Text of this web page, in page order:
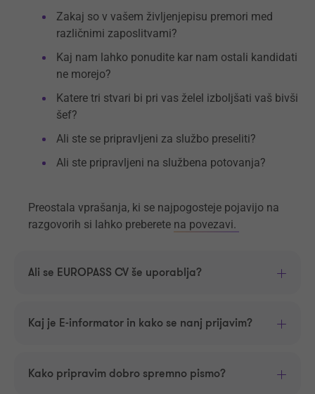
Zakaj so v vašem življenjepisu premori med
različnimi zaposlitvami?
Kaj nam lahko ponudite kar nam ostali kandidati
ne morejo?
Katere tri stvari bi pri vas želel izboljšati vaš bivši
šef?
Ali ste se pripravljeni za službo preseliti?
Ali ste pripravljeni na službena potovanja?
Preostala vprašanja, ki se najpogosteje pojavijo na
razgovorih si lahko preberete na povezavi.
Ali se EUROPASS CV še uporablja?
Kaj je E-informator in kako se nanj prijavim?
Kako pripravim dobro spremno pismo?